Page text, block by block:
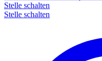
Stelle schalten
Stelle schalten